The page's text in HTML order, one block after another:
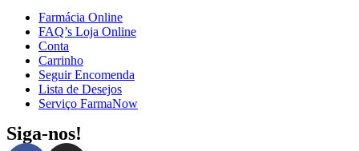
Farmácia Online
FAQ’s Loja Online
Conta
Carrinho
Seguir Encomenda
Lista de Desejos
Serviço FarmaNow
Siga-nos!